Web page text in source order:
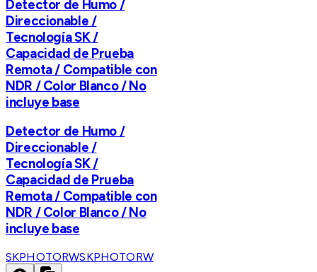
Detector de Humo /
Direccionable /
Tecnología SK /
Capacidad de Prueba
Remota / Compatible con
NDR / Color Blanco / No
incluye base
Detector de Humo /
Direccionable /
Tecnología SK /
Capacidad de Prueba
Remota / Compatible con
NDR / Color Blanco / No
incluye base
SKPHOTORWSKPHOTORW